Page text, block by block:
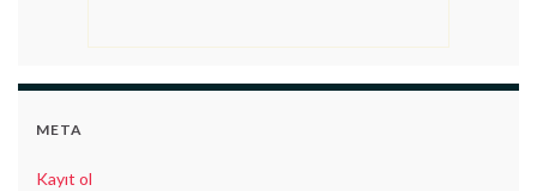
META
Kayıt ol